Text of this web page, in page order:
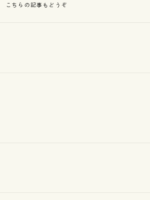
こちらの記事もどうぞ